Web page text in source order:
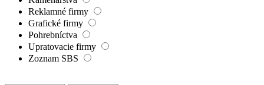
Reklamné firmy
Grafické firmy
Pohrebníctva
Upratovacie firmy
Zoznam SBS